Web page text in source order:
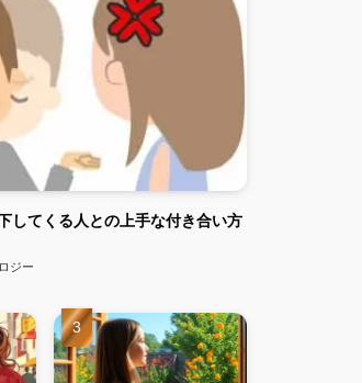
してくる人との上手な付き合い方
ジー